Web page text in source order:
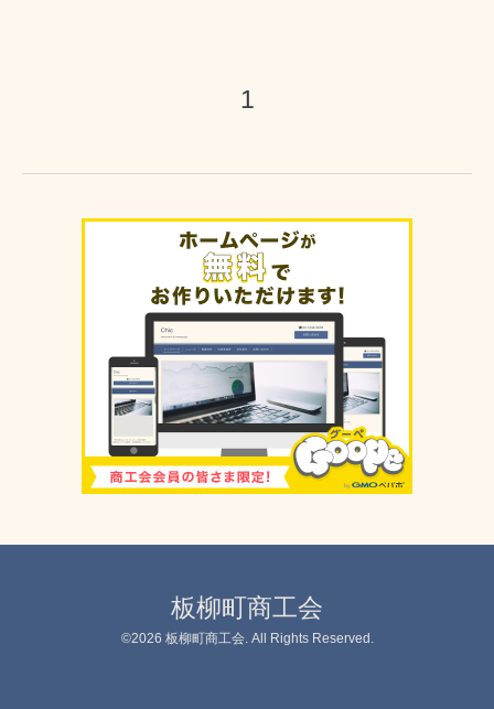
1
板柳町商工会
©2026 板柳町商工会. All Rights Reserved.